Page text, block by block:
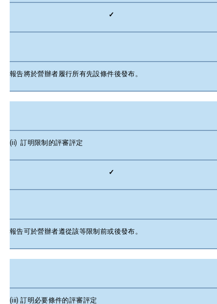
✓
報告將於營辦者履行所有先設條件後發布。
(ii) 訂明限制的評審評定
✓
報告可於營辦者遵從該等限制前或後發布。
(iii) 訂明必要條件的評審評定